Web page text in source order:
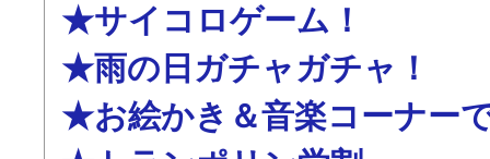
★サイコロゲーム！
★雨の日ガチャガチャ！
★お絵かき＆音楽コーナー